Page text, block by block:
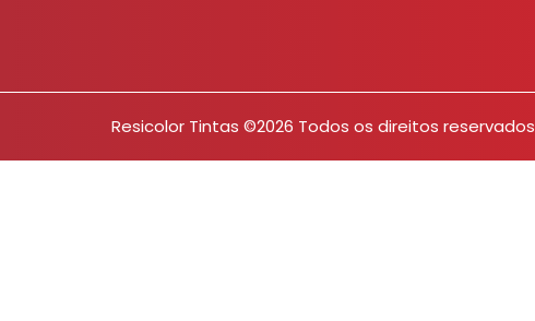
Resicolor Tintas ©2026 Todos os direitos reservados